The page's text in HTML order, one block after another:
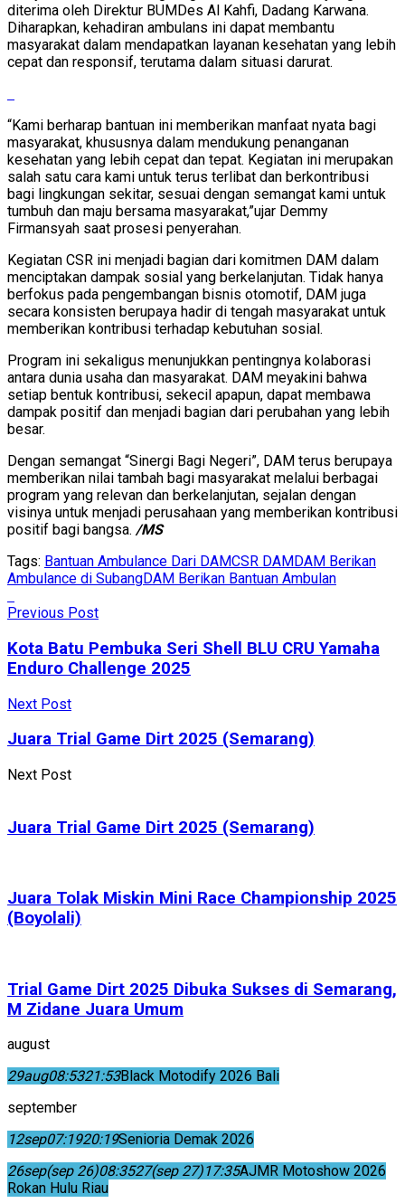
diterima oleh Direktur BUMDes Al Kahfi, Dadang Karwana.
Diharapkan, kehadiran ambulans ini dapat membantu
masyarakat dalam mendapatkan layanan kesehatan yang lebih
cepat dan responsif, terutama dalam situasi darurat.
“Kami berharap bantuan ini memberikan manfaat nyata bagi
masyarakat, khususnya dalam mendukung penanganan
kesehatan yang lebih cepat dan tepat. Kegiatan ini merupakan
salah satu cara kami untuk terus terlibat dan berkontribusi
bagi lingkungan sekitar, sesuai dengan semangat kami untuk
tumbuh dan maju bersama masyarakat,”ujar Demmy
Firmansyah saat prosesi penyerahan.
Kegiatan CSR ini menjadi bagian dari komitmen DAM dalam
menciptakan dampak sosial yang berkelanjutan. Tidak hanya
berfokus pada pengembangan bisnis otomotif, DAM juga
secara konsisten berupaya hadir di tengah masyarakat untuk
memberikan kontribusi terhadap kebutuhan sosial.
Program ini sekaligus menunjukkan pentingnya kolaborasi
antara dunia usaha dan masyarakat. DAM meyakini bahwa
setiap bentuk kontribusi, sekecil apapun, dapat membawa
dampak positif dan menjadi bagian dari perubahan yang lebih
besar.
Dengan semangat “Sinergi Bagi Negeri”, DAM terus berupaya
memberikan nilai tambah bagi masyarakat melalui berbagai
program yang relevan dan berkelanjutan, sejalan dengan
visinya untuk menjadi perusahaan yang memberikan kontribusi
positif bagi bangsa. /MS
Tags: Bantuan Ambulance Dari DAMCSR DAMDAM Berikan
Ambulance di SubangDAM Berikan Bantuan Ambulan
Previous Post
Kota Batu Pembuka Seri Shell BLU CRU Yamaha
Enduro Challenge 2025
Next Post
Juara Trial Game Dirt 2025 (Semarang)
Next Post
Juara Trial Game Dirt 2025 (Semarang)
Juara Tolak Miskin Mini Race Championship 2025
(Boyolali)
Trial Game Dirt 2025 Dibuka Sukses di Semarang,
M Zidane Juara Umum
august
29aug08:5321:53Black Motodify 2026 Bali
september
12sep07:1920:19Senioria Demak 2026
26sep(sep 26)08:3527(sep 27)17:35AJMR Motoshow 2026
Rokan Hulu Riau